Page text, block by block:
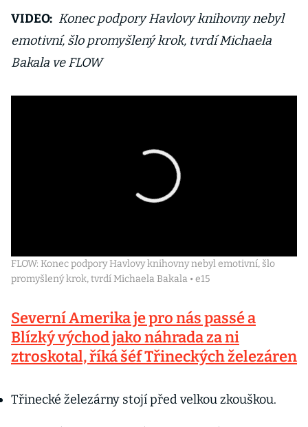
VIDEO: Konec podpory Havlovy knihovny nebyl
emotivní, šlo promyšlený krok, tvrdí Michaela
Bakala ve FLOW
FLOW: Konec podpory Havlovy knihovny nebyl emotivní, šlo
promyšlený krok, tvrdí Michaela Bakala • e15
Severní Amerika je pro nás passé a
Blízký východ jako náhrada za ni
ztroskotal, říká šéf Třineckých železáren
Třinecké železárny stojí před velkou zkouškou.